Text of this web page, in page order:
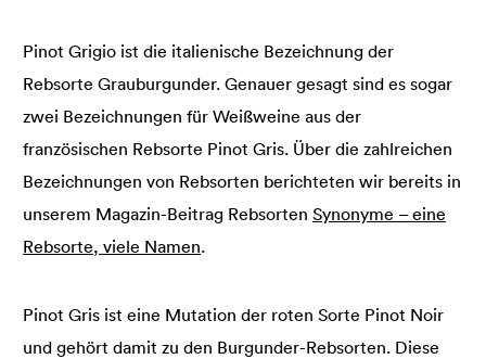
Pinot Grigio ist die italienische Bezeichnung der
Rebsorte Grauburgunder. Genauer gesagt sind es sogar
zwei Bezeichnungen für Weißweine aus der
französischen Rebsorte Pinot Gris. Über die zahlreichen
Bezeichnungen von Rebsorten berichteten wir bereits in
unserem Magazin-Beitrag Rebsorten Synonyme – eine
Rebsorte, viele Namen.
Pinot Gris ist eine Mutation der roten Sorte Pinot Noir
und gehört damit zu den Burgunder-Rebsorten. Diese